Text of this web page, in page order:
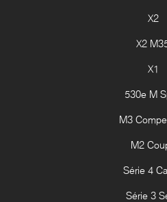
X2
X2
X1
530e M
M3
M2
Série 4
Série 3